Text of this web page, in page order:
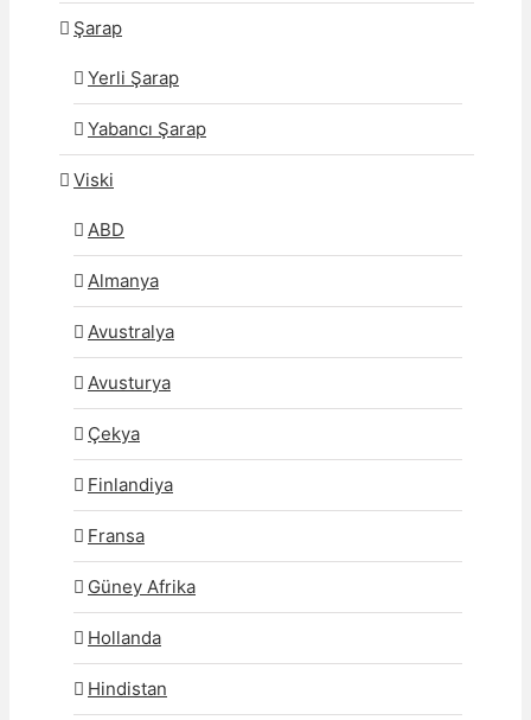
Şarap
Yerli Şarap
Yabancı Şarap
Viski
ABD
Almanya
Avustralya
Avusturya
Çekya
Finlandiya
Fransa
Güney Afrika
Hollanda
Hindistan